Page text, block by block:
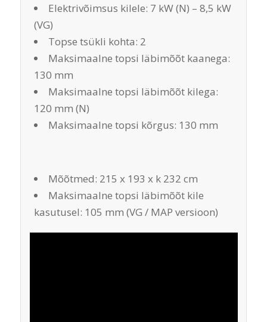
Elektrivõimsus kilele: 7 kW (N) – 8,5 kW
(VG)
Topse tsükli kohta: 2
Maksimaalne topsi läbimõõt kaanega:
130 mm
Maksimaalne topsi läbimõõt kilega:
120 mm (N)
Maksimaalne topsi kõrgus: 130 mm
Mõõtmed: 215 x 193 x k 232 cm
Maksimaalne topsi läbimõõt kile
kasutusel: 105 mm (VG / MAP versioon)